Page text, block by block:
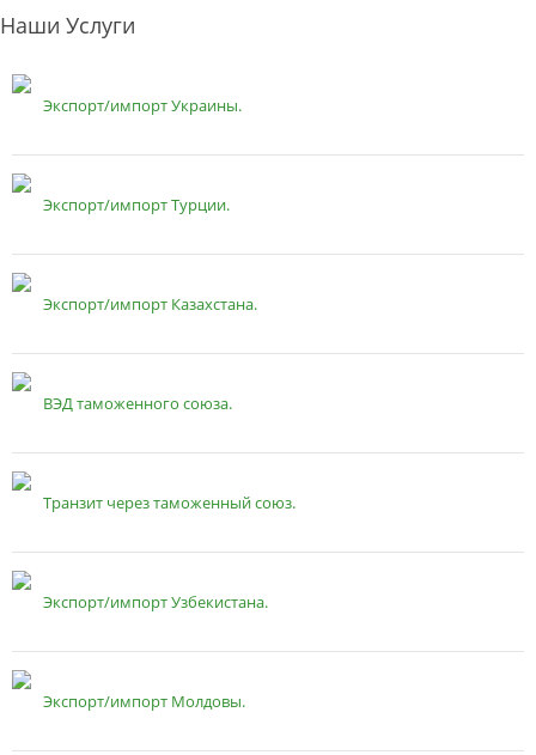
Наши Услуги
Экспорт/импорт Украины.
Экспорт/импорт Турции.
Экспорт/импорт Казахстана.
ВЭД таможенного союза.
Транзит через таможенный союз.
Экспорт/импорт Узбекистана.
Экспорт/импорт Молдовы.